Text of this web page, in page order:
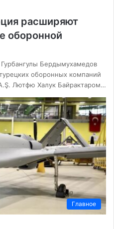
расширяют
оборонной
Бердымухамедов
оборонных компаний
Лютфю Халук Байрактаром…
Главное